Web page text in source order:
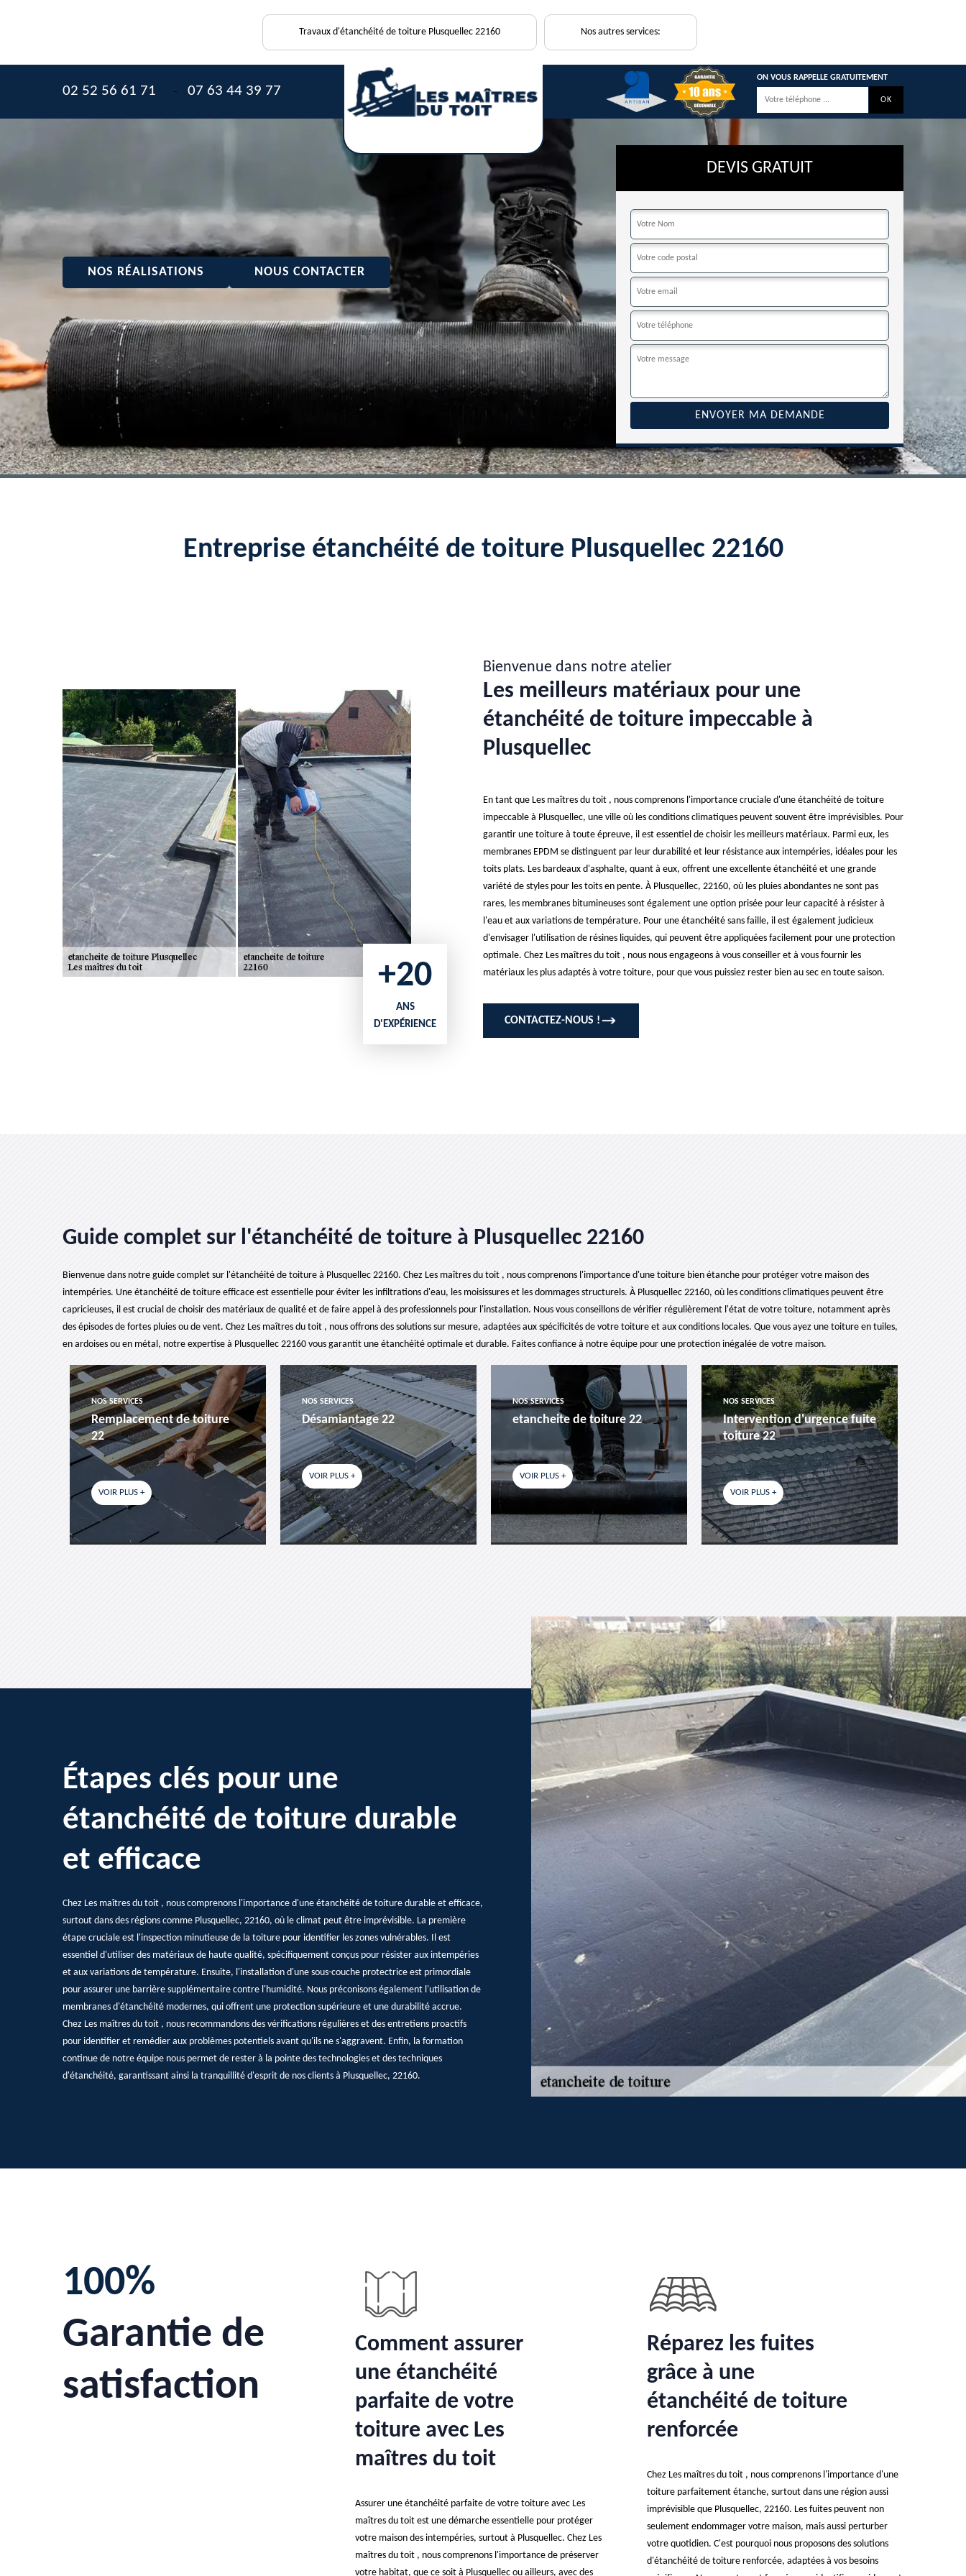
Travaux d'étanchéité de toiture Plusquellec 22160 Nos autres services:
02 52 56 61 71 - 07 63 44 39 77
ON VOUS RAPPELLE GRATUITEMENT
NOS RÉALISATIONS NOUS CONTACTER
DEVIS GRATUIT
Entreprise étanchéité de toiture Plusquellec 22160
+20
ANS
D'EXPÉRIENCE
Bienvenue dans notre atelier
Les meilleurs matériaux pour une
étanchéité de toiture impeccable à
Plusquellec
En tant que Les maîtres du toit , nous comprenons l'importance cruciale d'une étanchéité de toiture
impeccable à Plusquellec, une ville où les conditions climatiques peuvent souvent être imprévisibles. Pour
garantir une toiture à toute épreuve, il est essentiel de choisir les meilleurs matériaux. Parmi eux, les
membranes EPDM se distinguent par leur durabilité et leur résistance aux intempéries, idéales pour les
toits plats. Les bardeaux d'asphalte, quant à eux, offrent une excellente étanchéité et une grande
variété de styles pour les toits en pente. À Plusquellec, 22160, où les pluies abondantes ne sont pas
rares, les membranes bitumineuses sont également une option prisée pour leur capacité à résister à
l'eau et aux variations de température. Pour une étanchéité sans faille, il est également judicieux
d'envisager l'utilisation de résines liquides, qui peuvent être appliquées facilement pour une protection
optimale. Chez Les maîtres du toit , nous nous engageons à vous conseiller et à vous fournir les
matériaux les plus adaptés à votre toiture, pour que vous puissiez rester bien au sec en toute saison.
CONTACTEZ-NOUS !
Guide complet sur l'étanchéité de toiture à Plusquellec 22160
Bienvenue dans notre guide complet sur l'étanchéité de toiture à Plusquellec 22160. Chez Les maîtres du toit , nous comprenons l'importance d'une toiture bien étanche pour protéger votre maison des
intempéries. Une étanchéité de toiture efficace est essentielle pour éviter les infiltrations d'eau, les moisissures et les dommages structurels. À Plusquellec 22160, où les conditions climatiques peuvent être
capricieuses, il est crucial de choisir des matériaux de qualité et de faire appel à des professionnels pour l'installation. Nous vous conseillons de vérifier régulièrement l'état de votre toiture, notamment après
des épisodes de fortes pluies ou de vent. Chez Les maîtres du toit , nous offrons des solutions sur mesure, adaptées aux spécificités de votre toiture et aux conditions locales. Que vous ayez une toiture en tuiles,
en ardoises ou en métal, notre expertise à Plusquellec 22160 vous garantit une étanchéité optimale et durable. Faites confiance à notre équipe pour une protection inégalée de votre maison.
NOS SERVICES
Remplacement de toiture
22
VOIR PLUS +
NOS SERVICES
Désamiantage 22
VOIR PLUS +
NOS SERVICES
etancheite de toiture 22
VOIR PLUS +
NOS SERVICES
Intervention d'urgence fuite
toiture 22
VOIR PLUS +
Étapes clés pour une
étanchéité de toiture durable
et efficace
Chez Les maîtres du toit , nous comprenons l'importance d'une étanchéité de toiture durable et efficace,
surtout dans des régions comme Plusquellec, 22160, où le climat peut être imprévisible. La première
étape cruciale est l'inspection minutieuse de la toiture pour identifier les zones vulnérables. Il est
essentiel d'utiliser des matériaux de haute qualité, spécifiquement conçus pour résister aux intempéries
et aux variations de température. Ensuite, l'installation d'une sous-couche protectrice est primordiale
pour assurer une barrière supplémentaire contre l'humidité. Nous préconisons également l'utilisation de
membranes d'étanchéité modernes, qui offrent une protection supérieure et une durabilité accrue.
Chez Les maîtres du toit , nous recommandons des vérifications régulières et des entretiens proactifs
pour identifier et remédier aux problèmes potentiels avant qu'ils ne s'aggravent. Enfin, la formation
continue de notre équipe nous permet de rester à la pointe des technologies et des techniques
d'étanchéité, garantissant ainsi la tranquillité d'esprit de nos clients à Plusquellec, 22160.
100%
Garantie de
satisfaction
Comment assurer
une étanchéité
parfaite de votre
toiture avec Les
maîtres du toit
Assurer une étanchéité parfaite de votre toiture avec Les
maîtres du toit est une démarche essentielle pour protéger
votre maison des intempéries, surtout à Plusquellec. Chez Les
maîtres du toit , nous comprenons l'importance de préserver
votre habitat, que ce soit à Plusquellec ou ailleurs, avec des
Réparez les fuites
grâce à une
étanchéité de toiture
renforcée
Chez Les maîtres du toit , nous comprenons l'importance d'une
toiture parfaitement étanche, surtout dans une région aussi
imprévisible que Plusquellec, 22160. Les fuites peuvent non
seulement endommager votre maison, mais aussi perturber
votre quotidien. C'est pourquoi nous proposons des solutions
d'étanchéité de toiture renforcée, adaptées à vos besoins